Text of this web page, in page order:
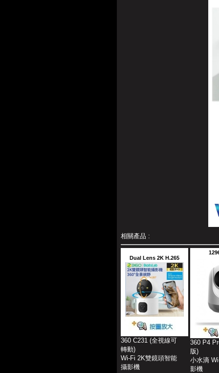
相關產品 :
Dual Lens 2K H.265
360 C231 (全視線可
轉動)
Wi-Fi 2K雙鏡頭智能
攝影機
360 P4
版)
小水滴
影機